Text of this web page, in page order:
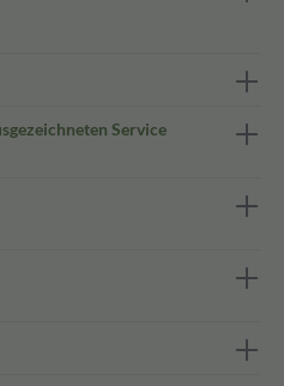
Service